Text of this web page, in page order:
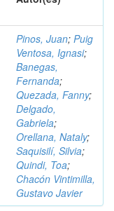
Pinos, Juan; Puig
Ventosa, Ignasi;
Banegas,
Fernanda;
Quezada, Fanny;
Delgado,
Gabriela;
Orellana, Nataly;
Saquisilí, Silvia;
Quindi, Toa;
Chacón Vintimilla,
Gustavo Javier